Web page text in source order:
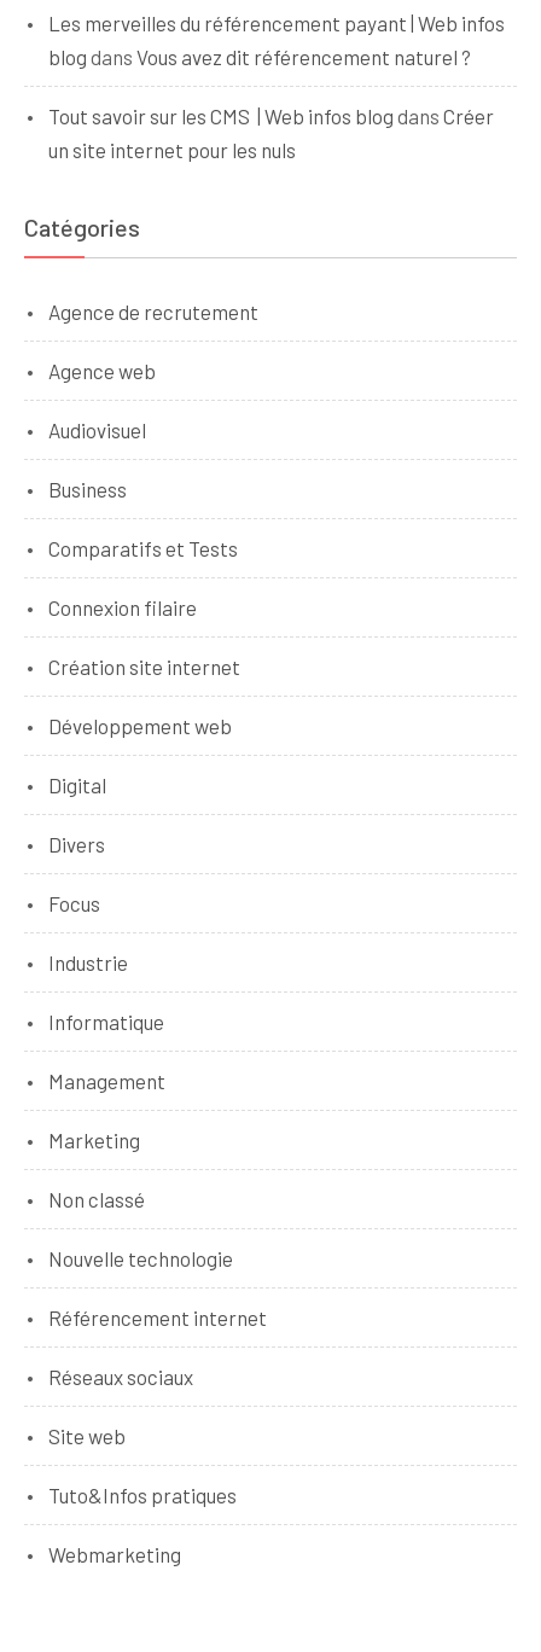
Les merveilles du référencement payant | Web infos
blog dans Vous avez dit référencement naturel ?
Tout savoir sur les CMS | Web infos blog dans Créer
un site internet pour les nuls
Catégories
Agence de recrutement
Agence web
Audiovisuel
Business
Comparatifs et Tests
Connexion filaire
Création site internet
Développement web
Digital
Divers
Focus
Industrie
Informatique
Management
Marketing
Non classé
Nouvelle technologie
Référencement internet
Réseaux sociaux
Site web
Tuto&Infos pratiques
Webmarketing